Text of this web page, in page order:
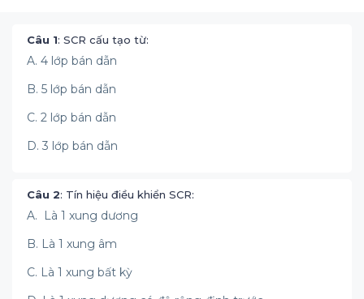
Câu 1: SCR cấu tạo từ:
A. 4 lớp bán dẫn
B. 5 lớp bán dẫn
C. 2 lớp bán dẫn
D. 3 lớp bán dẫn
Câu 2: Tín hiệu điều khiển SCR:
A. Là 1 xung dương
B. Là 1 xung âm
C. Là 1 xung bất kỳ